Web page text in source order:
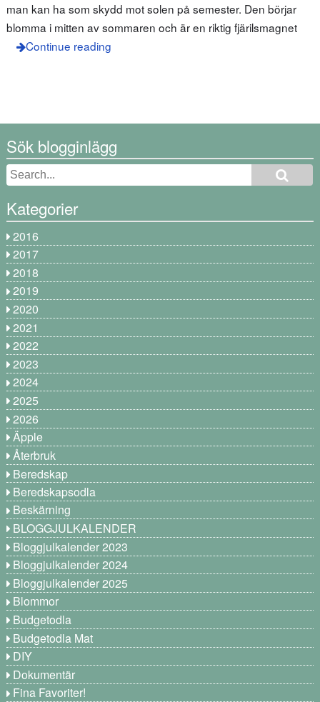
man kan ha som skydd mot solen på semester. Den börjar
blomma i mitten av sommaren och är en riktig fjärilsmagnet
Continue reading
Sök blogginlägg
Kategorier
2016
2017
2018
2019
2020
2021
2022
2023
2024
2025
2026
Äpple
Återbruk
Beredskap
Beredskapsodla
Beskärning
BLOGGJULKALENDER
Bloggjulkalender 2023
Bloggjulkalender 2024
Bloggjulkalender 2025
Blommor
Budgetodla
Budgetodla Mat
DIY
Dokumentär
Fina Favoriter!